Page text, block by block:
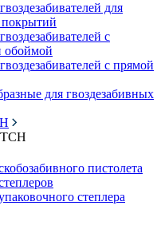
для
с
обоймой
с прямой
для гвоздезабивных
пистолета
степлера